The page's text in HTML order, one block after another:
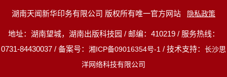
湖南天闻新华印务有限公司 版权所有唯一官方网站 隐私政策
地址：湖南望城，湖南出版科技园 / 邮编：410219 / 服务热线：
0731-84430037 / 备案号： 湘ICP备09016354号-1 / 技术支持： 长沙思
洋网络科技有限公司